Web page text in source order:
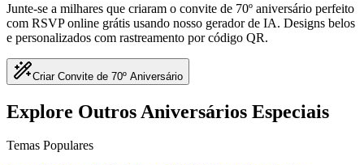
Junte-se a milhares que criaram o convite de 70º aniversário perfeito
com RSVP online grátis usando nosso gerador de IA. Designs belos
e personalizados com rastreamento por código QR.
Criar Convite de 70º Aniversário
Explore Outros Aniversários Especiais
Temas Populares